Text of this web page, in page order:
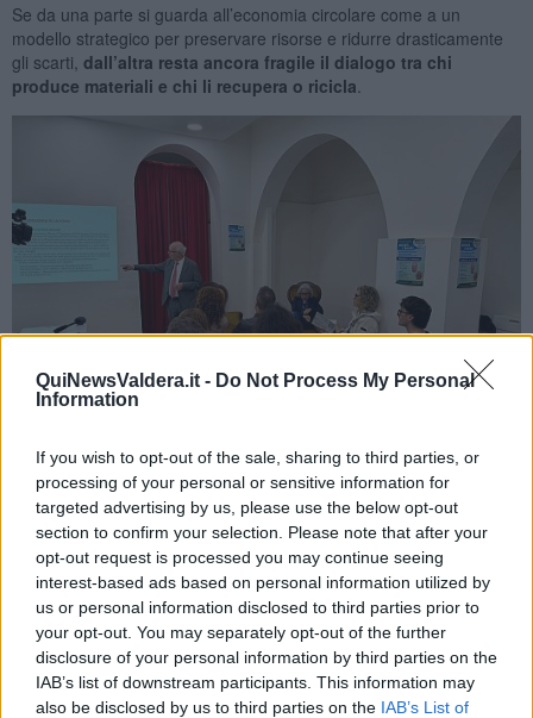
QuiNewsValdera.it - Do Not Process My Personal
Information
If you wish to opt-out of the sale, sharing to third parties, or
processing of your personal or sensitive information for
targeted advertising by us, please use the below opt-out
section to confirm your selection. Please note that after your
opt-out request is processed you may continue seeing
interest-based ads based on personal information utilized by
us or personal information disclosed to third parties prior to
your opt-out. You may separately opt-out of the further
disclosure of your personal information by third parties on the
IAB’s list of downstream participants. This information may
also be disclosed by us to third parties on the IAB’s List of
Se da una parte si guarda all’economia circolare come a un
modello strategico per preservare risorse e ridurre drasticamente
gli scarti, dall’altra resta ancora fragile il dialogo tra chi
produce materiali e chi li recupera o ricicla
Un momento della conferenza stampa
"Per far sì che la gestione dei rifiuti sia sostenibile è necessaria una
forte sinergiatra tutti gli attori in atto; e in questo caso purtroppo si
riscontrano delle difficoltà ad esempio tra chi produce, che
periodicamente cambia la composizione materica del prodotto, e
chi ricicla, che ha poi il compito di adeguarsi a nuove composizioni
chimiche che necessitano di essere smaltire in sicurezza" hanno
dichiarato Cossu e Ferrante.